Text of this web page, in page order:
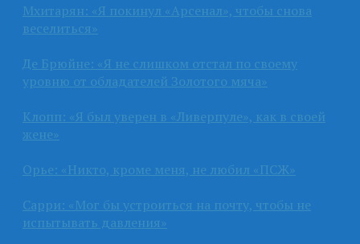
Мхитарян: «Я покинул «Арсенал», чтобы снова
веселиться»
Де Брюйне: «Я не слишком отстал по своему
уровню от обладателей Золотого мяча»
Клопп: «Я был уверен в «Ливерпуле», как в своей
жене»
Орье: «Никто, кроме меня, не любил «ПСЖ»
Сарри: «Мог бы устроиться на почту, чтобы не
испытывать давления»